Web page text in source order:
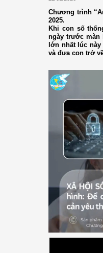
Chương trình
2025.
Khi con số
ngày trước màn
lớn nhất lúc này
và đưa con trở